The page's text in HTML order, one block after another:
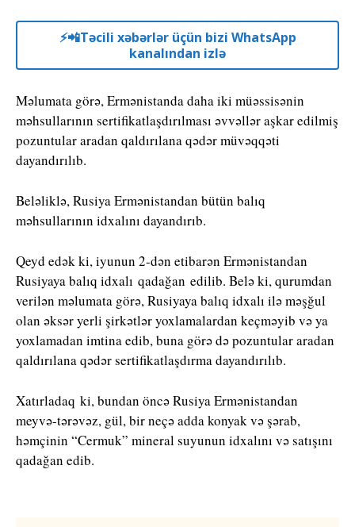
⚡️📲Təcili xəbərlər üçün bizi WhatsApp
kanalından izlə
Məlumata görə, Ermənistanda daha iki müəssisənin
məhsullarının sertifikatlaşdırılması əvvəllər aşkar edilmiş
pozuntular aradan qaldırılana qədər müvəqqəti
dayandırılıb.
Beləliklə, Rusiya Ermənistandan bütün balıq
məhsullarının idxalını dayandırıb.
Qeyd edək ki, iyunun 2-dən etibarən Ermənistandan
Rusiyaya balıq idxalı qadağan edilib. Belə ki, qurumdan
verilən məlumata görə, Rusiyaya balıq idxalı ilə məşğul
olan əksər yerli şirkətlər yoxlamalardan keçməyib və ya
yoxlamadan imtina edib, buna görə də pozuntular aradan
qaldırılana qədər sertifikatlaşdırma dayandırılıb.
Xatırladaq ki, bundan öncə Rusiya Ermənistandan
meyvə-tərəvəz, gül, bir neçə adda konyak və şərab,
həmçinin “Cermuk” mineral suyunun idxalını və satışını
qadağan edib.